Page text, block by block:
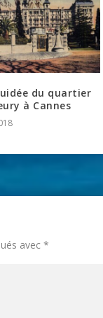
du quartier
à Cannes
avec*